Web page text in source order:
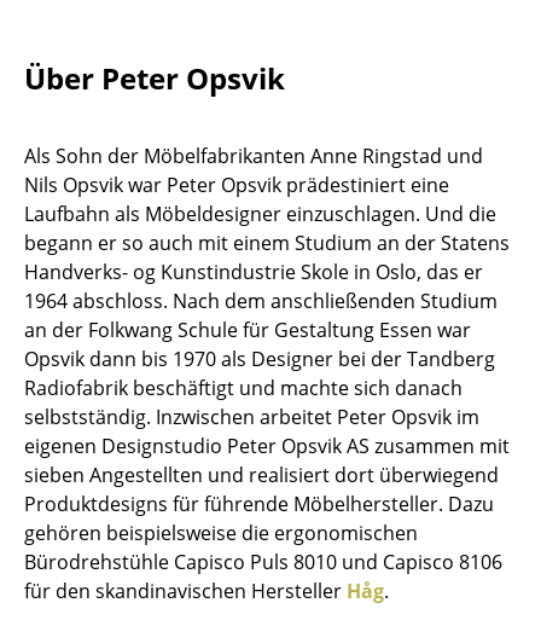
Beistelltische
Couchtische
Schreibtische
Sekretäre & PC-Tische
Konferenztische
Stehtische & Stehpulte
Kindertische
Gartentische
Servierwagen
Einzelteile
... alle Tische
Über Peter Opsvik
Als Sohn der Möbelfabrikanten Anne Ringstad und
Nils Opsvik war Peter Opsvik prädestiniert eine
Laufbahn als Möbeldesigner einzuschlagen. Und die
begann er so auch mit einem Studium an der Statens
Handverks- og Kunstindustrie Skole in Oslo, das er
1964 abschloss. Nach dem anschließenden Studium
an der Folkwang Schule für Gestaltung Essen war
Opsvik dann bis 1970 als Designer bei der Tandberg
Radiofabrik beschäftigt und machte sich danach
selbstständig. Inzwischen arbeitet Peter Opsvik im
eigenen Designstudio Peter Opsvik AS zusammen mit
sieben Angestellten und realisiert dort überwiegend
Produktdesigns für führende Möbelhersteller. Dazu
gehören beispielsweise die ergonomischen
Bürodrehstühle Capisco Puls 8010 und Capisco 8106
für den skandinavischen Hersteller Håg.